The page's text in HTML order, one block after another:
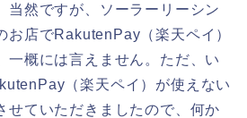
当然ですが、ソーラーリーシン
お店でRakutenPay（楽天ペイ）
一概には言えません。ただ、い
（楽天ペイ）が使えない
せていただきましたので、何か